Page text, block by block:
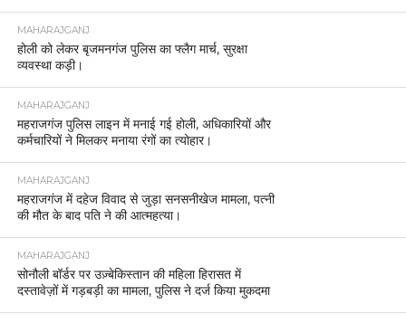
MAHARAJGANJ
होली को लेकर बृजमनगंज पुलिस का फ्लैग मार्च, सुरक्षा
व्यवस्था कड़ी।
MAHARAJGANJ
महराजगंज पुलिस लाइन में मनाई गई होली, अधिकारियों और
कर्मचारियों ने मिलकर मनाया रंगों का त्योहार।
MAHARAJGANJ
महराजगंज में दहेज विवाद से जुड़ा सनसनीखेज मामला, पत्नी
की मौत के बाद पति ने की आत्महत्या।
MAHARAJGANJ
सोनौली बॉर्डर पर उज़्बेकिस्तान की महिला हिरासत में
दस्तावेज़ों में गड़बड़ी का मामला, पुलिस ने दर्ज किया मुकदमा